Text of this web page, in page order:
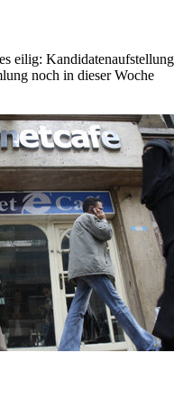
eilig: Kandidatenaufstellung
noch in dieser Woche